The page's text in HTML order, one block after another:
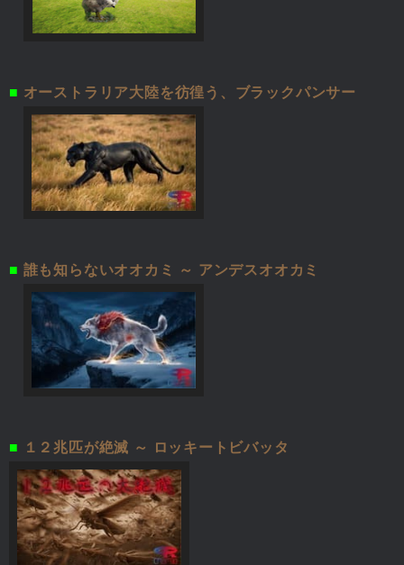
■ オーストラリア大陸を彷徨う、ブラックパンサー
■ 誰も知らないオオカミ ～ アンデスオオカミ
■ １２兆匹が絶滅 ～ ロッキートビバッタ